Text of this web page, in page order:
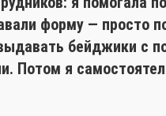
форму — просто
бейджики с
Потом я